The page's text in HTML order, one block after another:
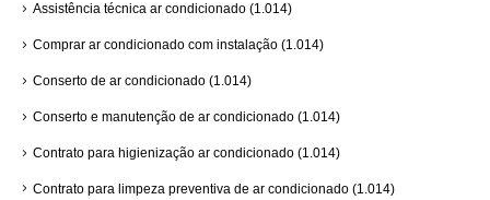
Assistência técnica ar condicionado (1.014)
Comprar ar condicionado com instalação (1.014)
Conserto de ar condicionado (1.014)
Conserto e manutenção de ar condicionado (1.014)
Contrato para higienização ar condicionado (1.014)
Contrato para limpeza preventiva de ar condicionado (1.014)